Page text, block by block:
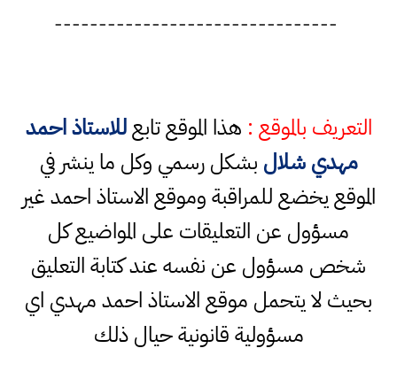
--------------------------------
التعريف بالموقع : هذا الموقع تابعللاستاذ احمد
مهدي شلال بشكل رسمي وكل ما ينشر في
الموقع يخضع للمراقبة وموقع الاستاذ احمد غير
مسؤول عن التعليقات على المواضيع كل
شخص مسؤول عن نفسه عند كتابة التعليق
بحيث لا يتحمل موقع الاستاذ احمد مهدي اي
مسؤولية قانونية حيال ذلك